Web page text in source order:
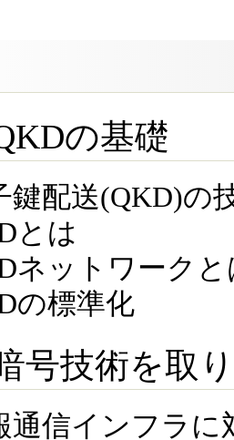
の基礎
鍵配送(QKD)の
とは
ネットワークと
の標準化
号技術を取
通信インフラ